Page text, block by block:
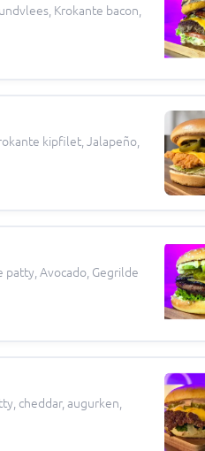
Krokante bacon,
kipfilet, Jalapeño,
patty, Avocado, Gegrilde
cheddar, augurken,